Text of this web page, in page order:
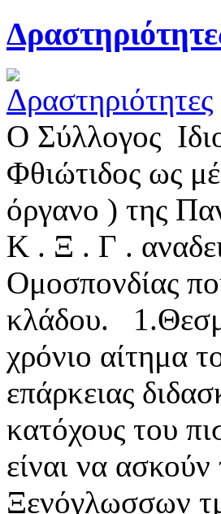
Ο Σύλλογος
Φθιώτιδος ως
όργανο ) της
Κ . Ξ . Γ .
Ομοσπονδίας
κλάδου.
χρόνιο αίτημα
επάρκειας
κατόχους του
είναι να
Ξενόγλωσσων